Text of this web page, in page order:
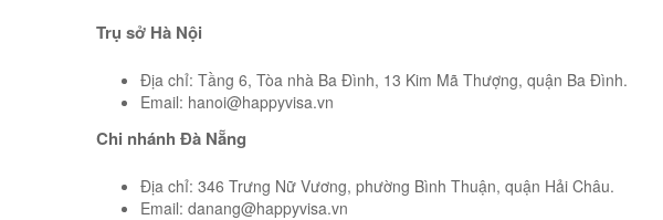
Trụ sở Hà Nội
Địa chỉ: Tầng 6, Tòa nhà Ba Đình, 13 Kim Mã Thượng, quận Ba Đình.
Email: hanoi@happyvisa.vn
Chi nhánh Đà Nẵng
Địa chỉ: 346 Trưng Nữ Vương, phường Bình Thuận, quận Hải Châu.
Email: danang@happyvisa.vn